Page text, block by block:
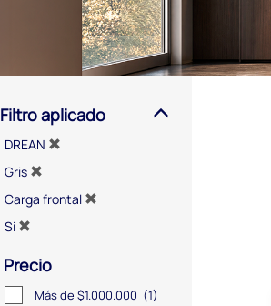
Filtro aplicado
DREAN
Gris
Carga frontal
Si
Precio
Más de $1.000.000 (1)